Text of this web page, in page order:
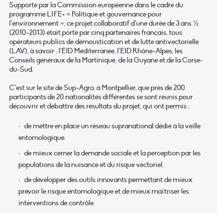
Supporté par la Commission européenne dans le cadre du
programme LIFE+ « Politique et gouvernance pour
l’environnement », ce projet collaboratif d’une durée de 3 ans ½
(2010-2013) était porté par cinq partenaires français, tous
opérateurs publics de démoustication et de lutte antivectorielle
(LAV), à savoir : l’EID Méditerranée, l’EID Rhône-Alpes, les
Conseils généraux de la Martinique, de la Guyane et de la Corse-
du-Sud.
C’est sur le site de Sup-Agro, à Montpellier, que près de 200
participants de 20 nationalités différentes se sont réunis pour
découvrir et débattre des résultats du projet, qui ont permis :
de mettre en place un réseau supranational dédié à la veille
entomologique.
de mieux cerner la demande sociale et la perception par les
populations de la nuisance et du risque vectoriel.
de développer des outils innovants permettant de mieux
prévoir le risque entomologique et de mieux maîtriser les
interventions de contrôle.